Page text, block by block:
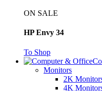
ON SALE
HP Envy 34
To Shop
Monitors
2K
4K